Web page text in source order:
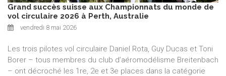
Grand succès suisse aux Championnats du monde de
vol circulaire 2026 à Perth, Australie
vendredi 8 mai 2026
Les trois pilotes vol circulaire Daniel Rota, Guy Ducas et Toni
Borer – tous membres du club d’aéromodélisme Breitenbach
– ont décroché les 1re, 2e et 3e places dans la catégorie